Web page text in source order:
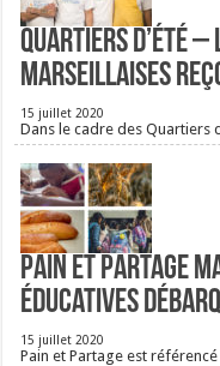
Quartiers d’été –
Marseillaises
15 juillet 2020
Dans le cadre des Quartiers
Pain et Partage
éducatives
15 juillet 2020
Pain et Partage est